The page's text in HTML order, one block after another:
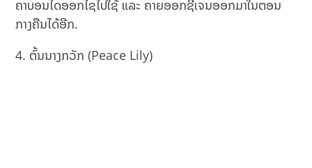
ຄາບອນໄດອອກໄຊໄປໃຊ້ ແລະ ຄາຍອອກຊີເຈນອອກມາໃນຕອນ
ກາງຄືນໄດ້ອີກ.
ຕົ້ນນາງກວັກ (Peace Lily)